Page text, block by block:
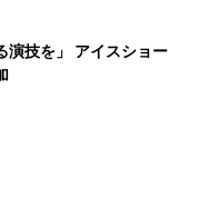
演技を」 アイスショー